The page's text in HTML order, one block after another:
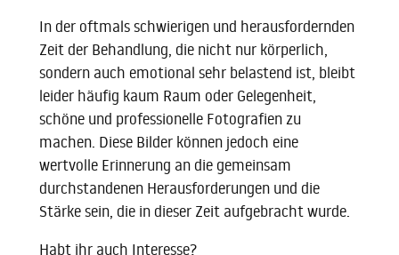
In der oftmals schwierigen und herausfordernden
Zeit der Behandlung, die nicht nur körperlich,
sondern auch emotional sehr belastend ist, bleibt
leider häufig kaum Raum oder Gelegenheit,
schöne und professionelle Fotografien zu
machen. Diese Bilder können jedoch eine
wertvolle Erinnerung an die gemeinsam
durchstandenen Herausforderungen und die
Stärke sein, die in dieser Zeit aufgebracht wurde.
Habt ihr auch Interesse?